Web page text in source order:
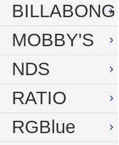
BILLABONG
MOBBY'S
NDS
RATIO
RGBlue